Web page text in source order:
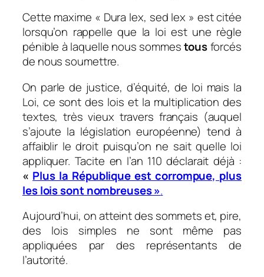
Cette maxime « Dura lex, sed lex » est citée
lorsqu’on rappelle que la loi est une règle
pénible à laquelle nous sommestousforcés
de nous soumettre.
On parle de justice, d’équité, de loi mais la
Loi, ce sont des lois et la multiplication des
textes, très vieux travers français (auquel
s’ajoute la législation européenne) tend à
affaiblir le droit puisqu’on ne sait quelle loi
appliquer. Tacite en l’an 110 déclarait déjà :
« Plus la République est corrompue, plus
les lois sont nombreuses ».
Aujourd’hui, on atteint des sommets et, pire,
des lois simples ne sont même pas
appliquées par des représentants de
l’autorité.